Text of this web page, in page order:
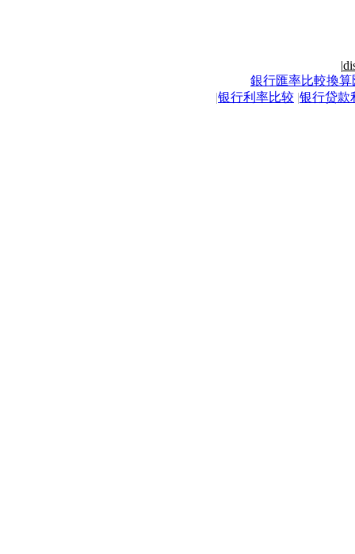
|
銀行匯率比較換算
|银行利率比较 |银行贷款